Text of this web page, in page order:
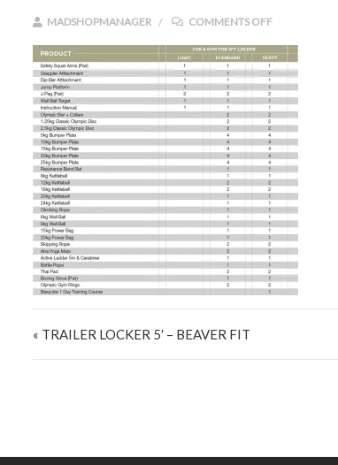
MADSHOPMANAGER COMMENTS OFFON FOB+5FT
Navigazione articoli
« TRAILER LOCKER 5′ – BEAVER FIT